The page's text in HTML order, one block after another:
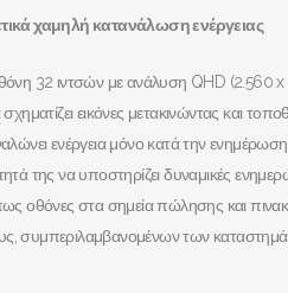
χαμηλή κατανάλωση ενέργειας
32 ιντσών με ανάλυση QHD (2.560 x
εικόνες μετακινώντας και
ενέργεια μόνο κατά την
της να υποστηρίζει δυναμικές
οθόνες στα σημεία πώλησης και
συμπεριλαμβανομένων των